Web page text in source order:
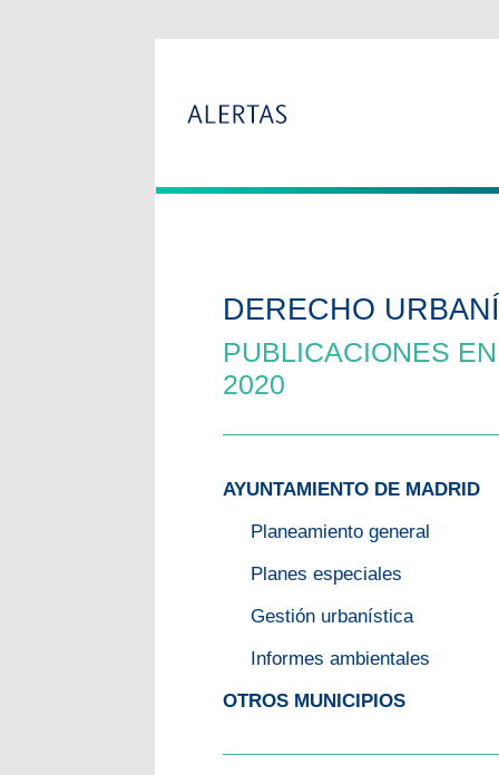
DERECHO
PUBLICACIONES
2020
AYUNTAMIENTO DE MADRID
Planeamiento general
Planes especiales
Gestión urbanística
Informes ambientales
OTROS MUNICIPIOS